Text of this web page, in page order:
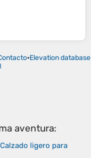
•Elevation database
aventura:
Calzado ligero para